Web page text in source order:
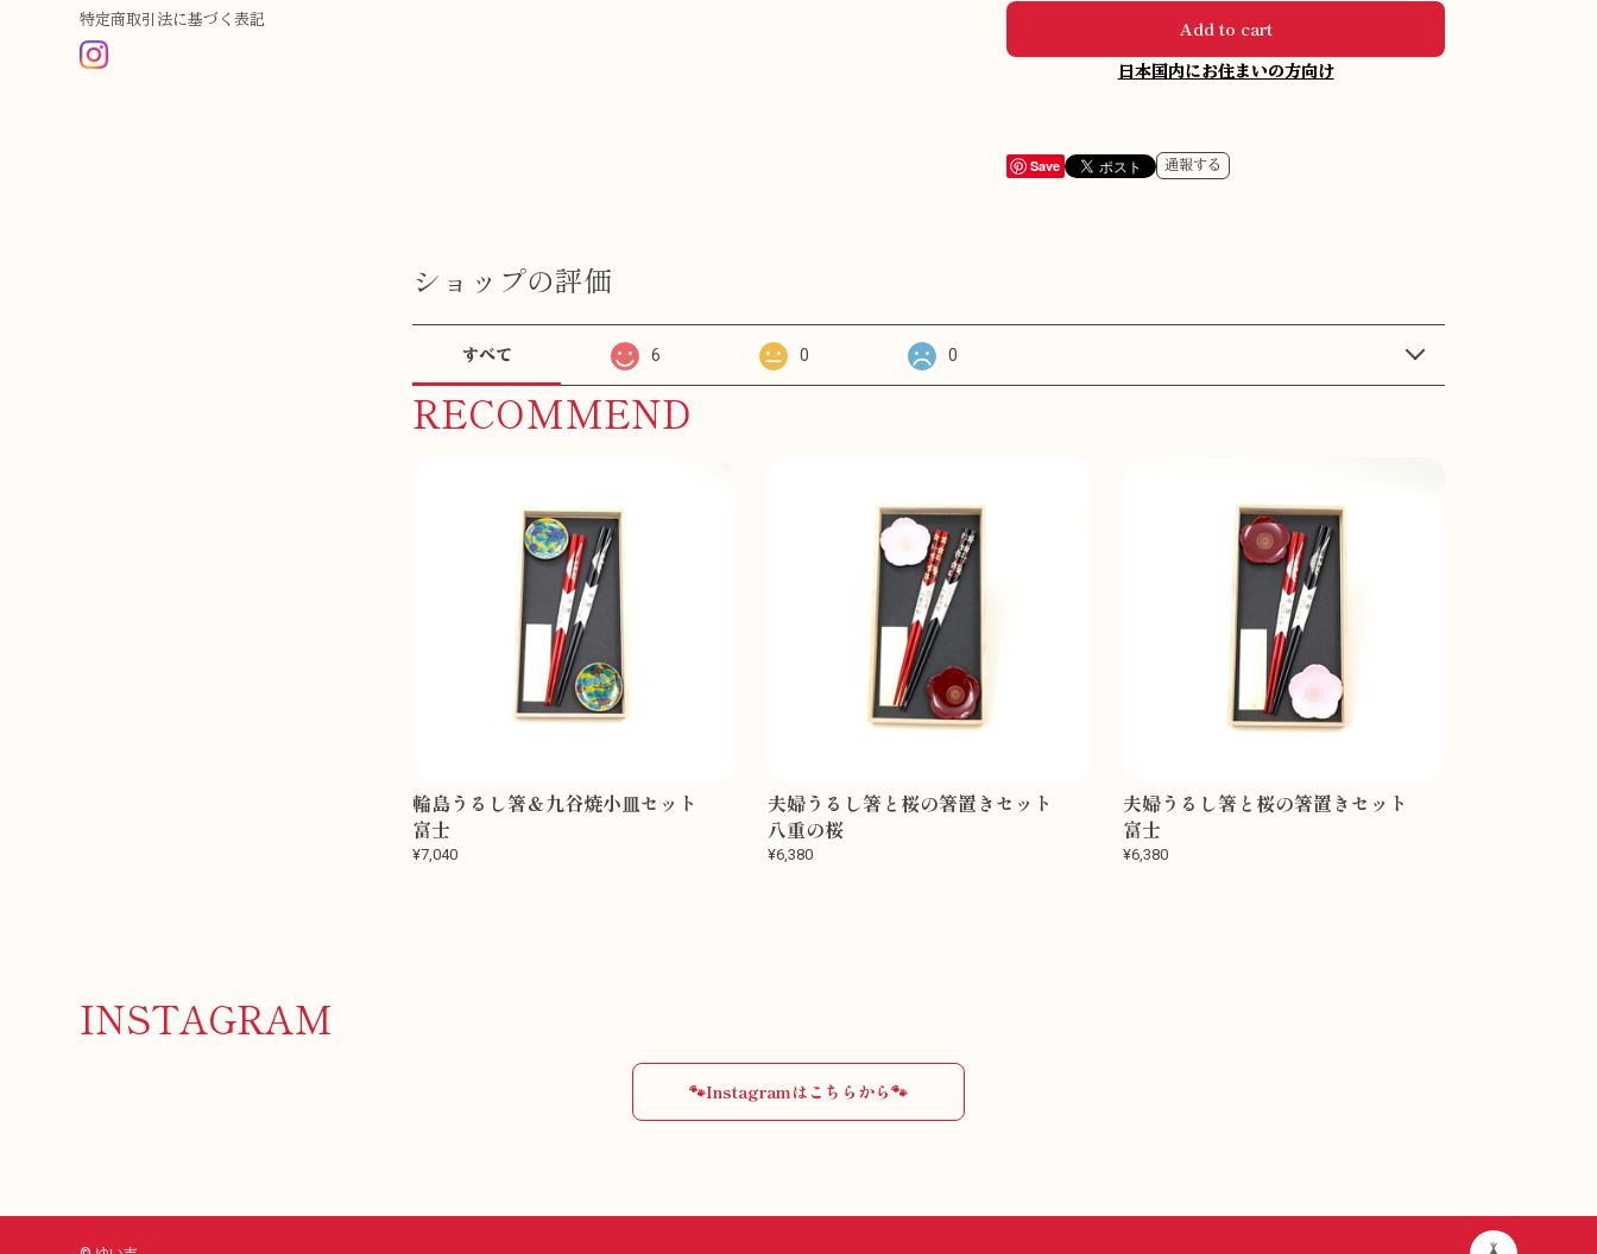
特定商取引法に基づく表記 Add to cart
日本国内にお住まいの方向け
Save 通報する
ショップの評価
すべて 6 0 0
RECOMMEND
輪島うるし箸＆九谷焼小皿セット
富士
¥7,040
夫婦うるし箸と桜の箸置きセット
八重の桜
¥6,380
夫婦うるし箸と桜の箸置きセット
富士
¥6,380
INSTAGRAM
🐾Instagramはこちらから🐾